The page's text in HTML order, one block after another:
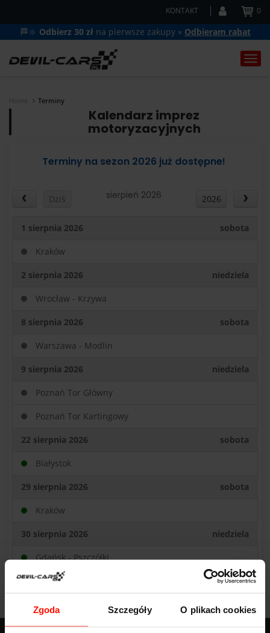
Zgoda Szczegóły O plikach cookies
KONTAKT 0
🏁🔆 Odbierz 30 zł na pierwsze zakupy » Odbieram rabat
Home Terminy
Kalendarz imprez
motoryzacyjnych
Terminy na sezon 2026 już dostępne!
Dziś 2026
sierpień 2026
1 sierpnia 2026 sobota
Kraków
2 sierpnia 2026 niedziela
Wrocław - Krzywa
8 sierpnia 2026 sobota
Warszawa - Modlin
9 sierpnia 2026 niedziela
Poznań Tor Główny
Poznań Tor Kartingowy
22 sierpnia 2026 sobota
Białystok
29 sierpnia 2026 sobota
Kraków
30 sierpnia 2026 niedziela
Gdańsk - Pszczółki